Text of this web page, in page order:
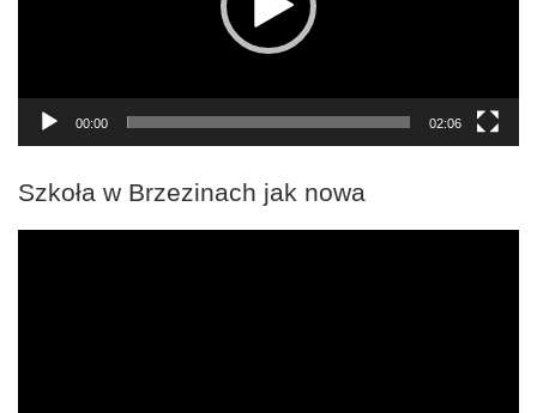
00:00 02:06
Szkoła w Brzezinach jak nowa